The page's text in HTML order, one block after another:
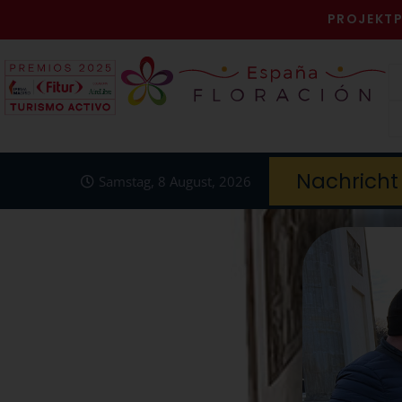
Samstag, 8 August, 2026 Nachricht